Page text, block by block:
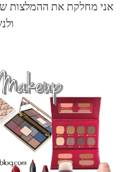
אני מחלקת את ההמלצות